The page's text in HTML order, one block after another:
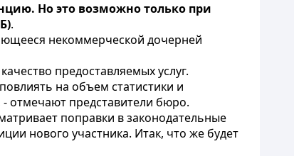
Но это возможно только при
.
некоммерческой дочерней
предоставляемых услуг.
на объем статистики и
отмечают представители бюро.
поправки в законодательные
нового участника. Итак, что же будет